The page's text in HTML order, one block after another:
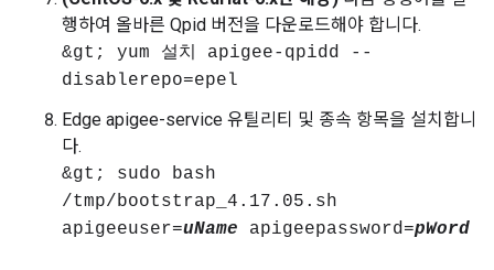
행하여 올바른 Qpid 버전을 다운로드해야 합니다.
&gt; yum 설치 apigee-qpidd --
disablerepo=epel
Edge apigee-service 유틸리티 및 종속 항목을 설치합니
다.
&gt; sudo bash
/tmp/bootstrap_4.17.05.sh
apigeeuser=uName apigeepassword=pWord